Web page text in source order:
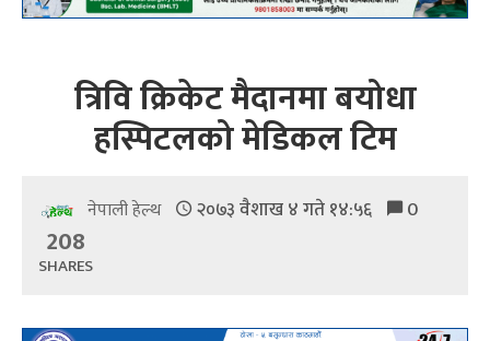
त्रिवि क्रिकेट मैदानमा बयोधा
हस्पिटलको मेडिकल टिम
नेपाली हेल्थ २०७३ वैशाख ४ गते १४:५६ 0
208
SHARES